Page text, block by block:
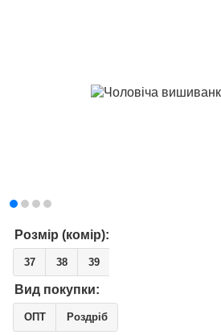
Розмір (комір):
37 38 39
Вид покупки:
ОПТ Роздріб